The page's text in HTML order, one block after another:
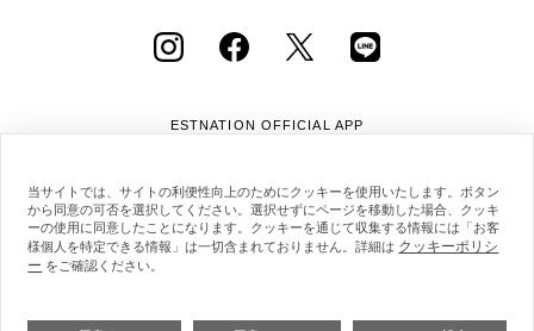
ESTNATION OFFICIAL APP
会社概要
当サイトでは、サイトの利便性向上のためにクッキーを使用いたします。ボタン
から同意の可否を選択してください。選択せずにページを移動した場合、クッキ
ーの使用に同意したことになります。クッキーを通じて収集する情報には「お客
様個人を特定できる情報」は一切含まれておりません。詳細は クッキーポリシ
ー をご確認ください。